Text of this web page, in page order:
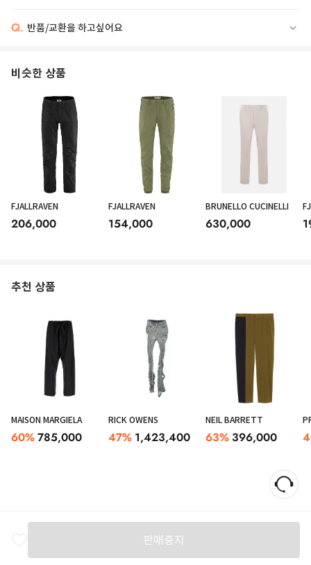
Q. 반품/교환을 하고싶어요
비슷한 상품
FJALLRAVEN
206,000
FJALLRAVEN
154,000
BRUNELLO CUCINELLI
630,000
추천 상품
MAISON MARGIELA
60%785,000
RICK OWENS
47% 1,423,400
NEIL BARRETT
63% 396,000
판매중지